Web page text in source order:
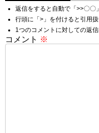
返信をすると自動で「>>〇〇
行頭に「>」を付けると引用扱
1つのコメントに対しての返
コメント ※